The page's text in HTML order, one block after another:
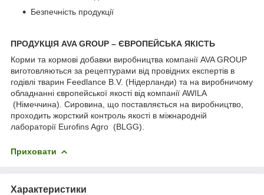
Безпечність продукції
ПРОДУКЦІЯ AVA GROUP – ЄВРОПЕЙСЬКА ЯКІСТЬ
Корми та кормові добавки виробництва компанії AVA GROUP
виготовляються за рецептурами від провідних експертів в
годівлі тварин Feedlance B.V. (Нідерланди) та на виробничому
обладнанні європейської якості від компанії AWILA
(Німеччина). Сировина, що поставляється на виробництво,
проходить жорсткий контроль якості в міжнародній
лабораторії Eurofins Agro (BLGG).
Приховати
Характеристики